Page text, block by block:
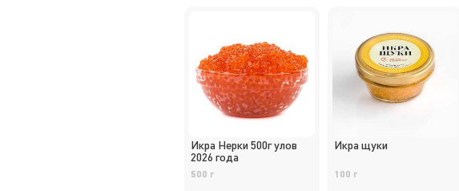
Икра Нерки 500г улов
2026 года
500 г
Икра щуки
100 г